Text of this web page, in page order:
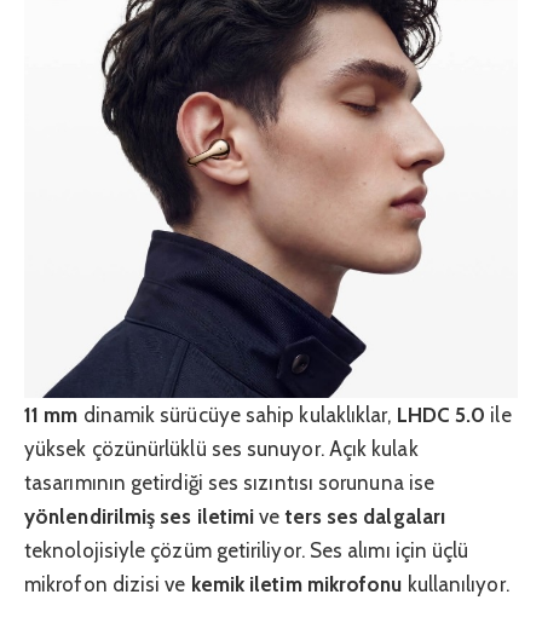
11 mm dinamik sürücüye sahip kulaklıklar, LHDC 5.0 ile
yüksek çözünürlüklü ses sunuyor. Açık kulak
tasarımının getirdiği ses sızıntısı sorununa ise
yönlendirilmiş ses iletimiveters ses dalgaları
teknolojisiyle çözüm getiriliyor. Ses alımı için üçlü
mikrofon dizisi ve kemik iletim mikrofonu kullanılıyor.